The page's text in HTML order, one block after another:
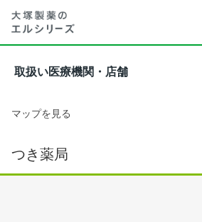
取扱い医療機関・店舗
マップを見る
つき薬局